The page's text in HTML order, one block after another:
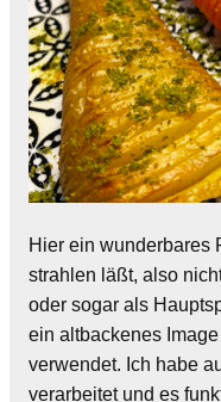
Hier ein wunderbares
strahlen läßt, also
oder sogar als
ein altbackenes
verwendet. Ich habe
verarbeitet und es